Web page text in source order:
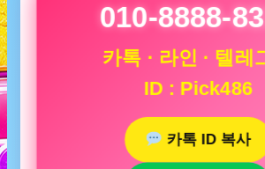
010-8888-
카톡 · 라인 · 텔레
ID : Pick486
카톡 ID 복사